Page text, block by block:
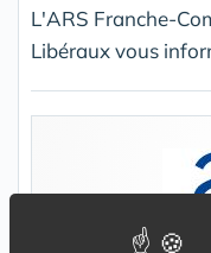
L'ARS Franche-
Libéraux vous